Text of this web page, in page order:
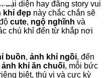
đại diện hay đăng story vui
khỉ đẹp này chắc chắn sẽ
cute, ngộ nghĩnh và
chú khỉ đến từ khắp nơi
buồn, ảnh khỉ ngồi, đến
ảnh khỉ ăn chuối, mỗi bức
biệt, thú vị và cực kỳ